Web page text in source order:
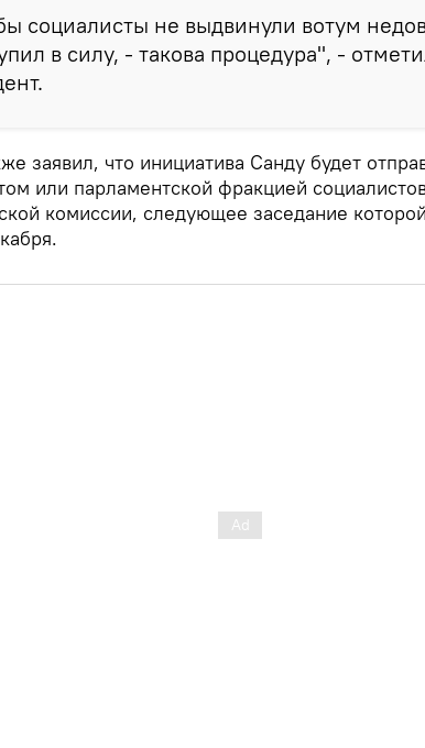
социалисты не выдвинули вотум
в силу, - такова процедура", -
заявил, что инициатива Санду будет
или парламентской фракцией
комиссии, следующее заседание